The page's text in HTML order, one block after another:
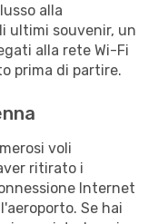
alla
ultimi souvenir, un
alla rete Wi-Fi
prima di partire.
voli
ritirato i
Internet
Se hai